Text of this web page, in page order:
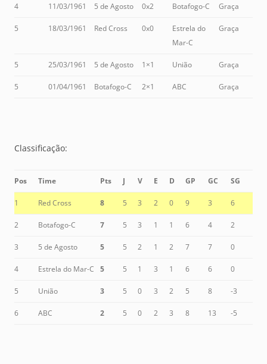
4 11/03/1961 5 de Agosto 0x2 Botafogo-C Graça
5 18/03/1961 Red Cross 0x0
Estrela do
Mar-C
Graça
5 25/03/1961 5 de Agosto 1×1 União Graça
5 01/04/1961 Botafogo-C 2×1 ABC Graça
Classificação:
Pos Time Pts J V E D GP GC SG
1 Red Cross 8 5 3 2 0 9 3 6
2 Botafogo-C 7 5 3 1 1 6 4 2
3 5 de Agosto 5 5 2 1 2 7 7 0
4 Estrela do Mar-C 5 5 1 3 1 6 6 0
5 União 3 5 0 3 2 5 8 -3
6 ABC 2 5 0 2 3 8 13 -5